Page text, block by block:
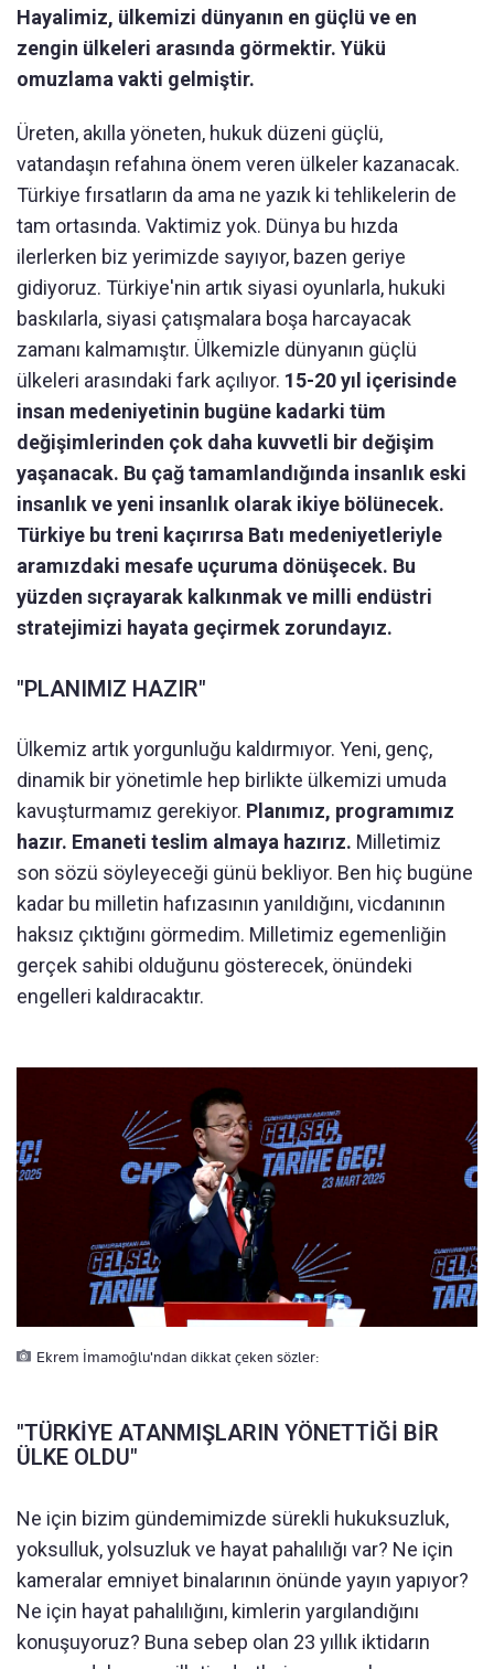
Hayalimiz, ülkemizi dünyanın en güçlü ve en
zengin ülkeleri arasında görmektir. Yükü
omuzlama vakti gelmiştir.
Üreten, akılla yöneten, hukuk düzeni güçlü,
vatandaşın refahına önem veren ülkeler kazanacak.
Türkiye fırsatların da ama ne yazık ki tehlikelerin de
tam ortasında. Vaktimiz yok. Dünya bu hızda
ilerlerken biz yerimizde sayıyor, bazen geriye
gidiyoruz. Türkiye'nin artık siyasi oyunlarla, hukuki
baskılarla, siyasi çatışmalara boşa harcayacak
zamanı kalmamıştır. Ülkemizle dünyanın güçlü
ülkeleri arasındaki fark açılıyor. 15-20 yıl içerisinde
insan medeniyetinin bugüne kadarki tüm
değişimlerinden çok daha kuvvetli bir değişim
yaşanacak. Bu çağ tamamlandığında insanlık eski
insanlık ve yeni insanlık olarak ikiye bölünecek.
Türkiye bu treni kaçırırsa Batı medeniyetleriyle
aramızdaki mesafe uçuruma dönüşecek. Bu
yüzden sıçrayarak kalkınmak ve milli endüstri
stratejimizi hayata geçirmek zorundayız.
"PLANIMIZ HAZIR"
Ülkemiz artık yorgunluğu kaldırmıyor. Yeni, genç,
dinamik bir yönetimle hep birlikte ülkemizi umuda
kavuşturmamız gerekiyor. Planımız, programımız
hazır. Emaneti teslim almaya hazırız. Milletimiz
son sözü söyleyeceği günü bekliyor. Ben hiç bugüne
kadar bu milletin hafızasının yanıldığını, vicdanının
haksız çıktığını görmedim. Milletimiz egemenliğin
gerçek sahibi olduğunu gösterecek, önündeki
engelleri kaldıracaktır.
Ekrem İmamoğlu'ndan dikkat çeken sözler:
"TÜRKİYE ATANMIŞLARIN YÖNETTİĞİ BİR
ÜLKE OLDU"
Ne için bizim gündemimizde sürekli hukuksuzluk,
yoksulluk, yolsuzluk ve hayat pahalılığı var? Ne için
kameralar emniyet binalarının önünde yayın yapıyor?
Ne için hayat pahalılığını, kimlerin yargılandığını
konuşuyoruz? Buna sebep olan 23 yıllık iktidarın